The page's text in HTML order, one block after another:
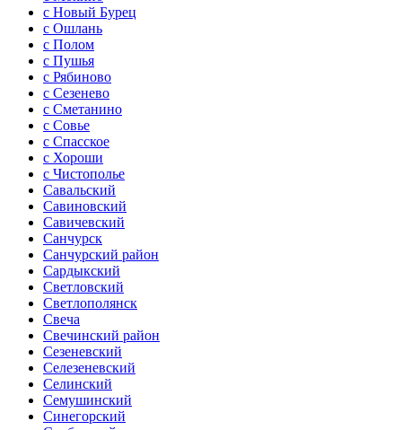
с Новый Бурец
с Ошлань
с Полом
с Пушья
с Рябиново
с Сезенево
с Сметанино
с Совье
с Спасское
с Хороши
с Чистополье
Савальский
Савиновский
Савичевский
Санчурск
Санчурский район
Сардыкский
Светловский
Светлополянск
Свеча
Свечинский район
Сезеневский
Селезеневский
Селинский
Семушинский
Синегорский